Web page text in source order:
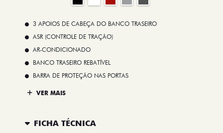
3 APOIOS DE CABEÇA DO BANCO TRASEIRO
ASR (CONTROLE DE TRAÇÃO)
AR-CONDICIONADO
BANCO TRASEIRO REBATÍVEL
BARRA DE PROTEÇÃO NAS PORTAS
VER MAIS
FICHA TÉCNICA